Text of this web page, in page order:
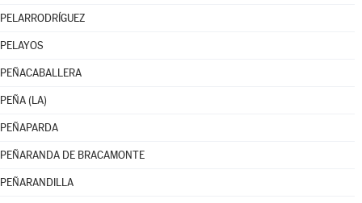
PELARRODRÍGUEZ
PELAYOS
PEÑACABALLERA
PEÑA (LA)
PEÑAPARDA
PEÑARANDA DE BRACAMONTE
PEÑARANDILLA